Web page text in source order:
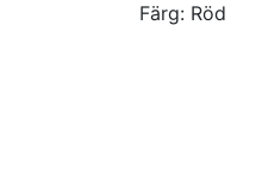
Färg: Röd